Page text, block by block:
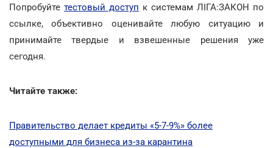
Попробуйте тестовый доступ к системам ЛІГА:ЗАКОН по
ссылке, объективно оценивайте любую ситуацию и
принимайте твердые и взвешенные решения уже
сегодня.
Читайте также:
Правительство делает кредиты «5-7-9%» более
доступными для бизнеса из-за карантина